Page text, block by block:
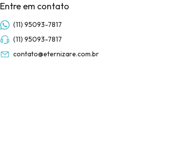
Entre em contato
(11) 95093-7817
(11) 95093-7817
contato@eternizare.com.br